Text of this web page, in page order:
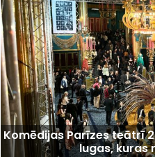
Komēdijas Parīzes teātrī
lugas, kuras